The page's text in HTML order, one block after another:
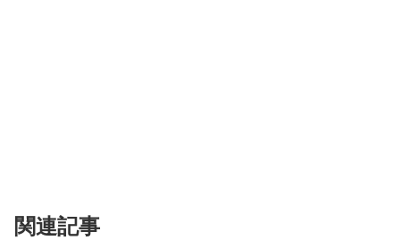
関連記事